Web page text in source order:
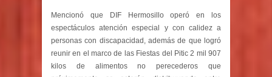
Mencionó que DIF Hermosillo operó en los
espectáculos atención especial y con calidez a
personas con discapacidad, además de que logró
reunir en el marco de las Fiestas del Pitic 2 mil 907
kilos de alimentos no perecederos que